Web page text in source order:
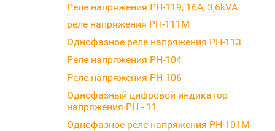
Реле напряжения РН-119, 16A, 3,6kVA
реле напряжения РН-111М
Однофазное реле напряжения РН-113
Реле напряжения РН-104
Реле напряжения РН-106
Однофазный цифровой индикатор
напряжения РН - 11
Однофазное реле напряжения РН-101М